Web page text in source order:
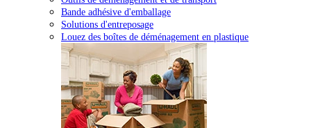
Bande adhésive d'emballage
Solutions d'entreposage
Louez des boîtes de déménagement en plastique